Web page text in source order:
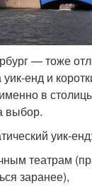
— тоже
енд и
в
выбор.
уик-
театрам
заранее),